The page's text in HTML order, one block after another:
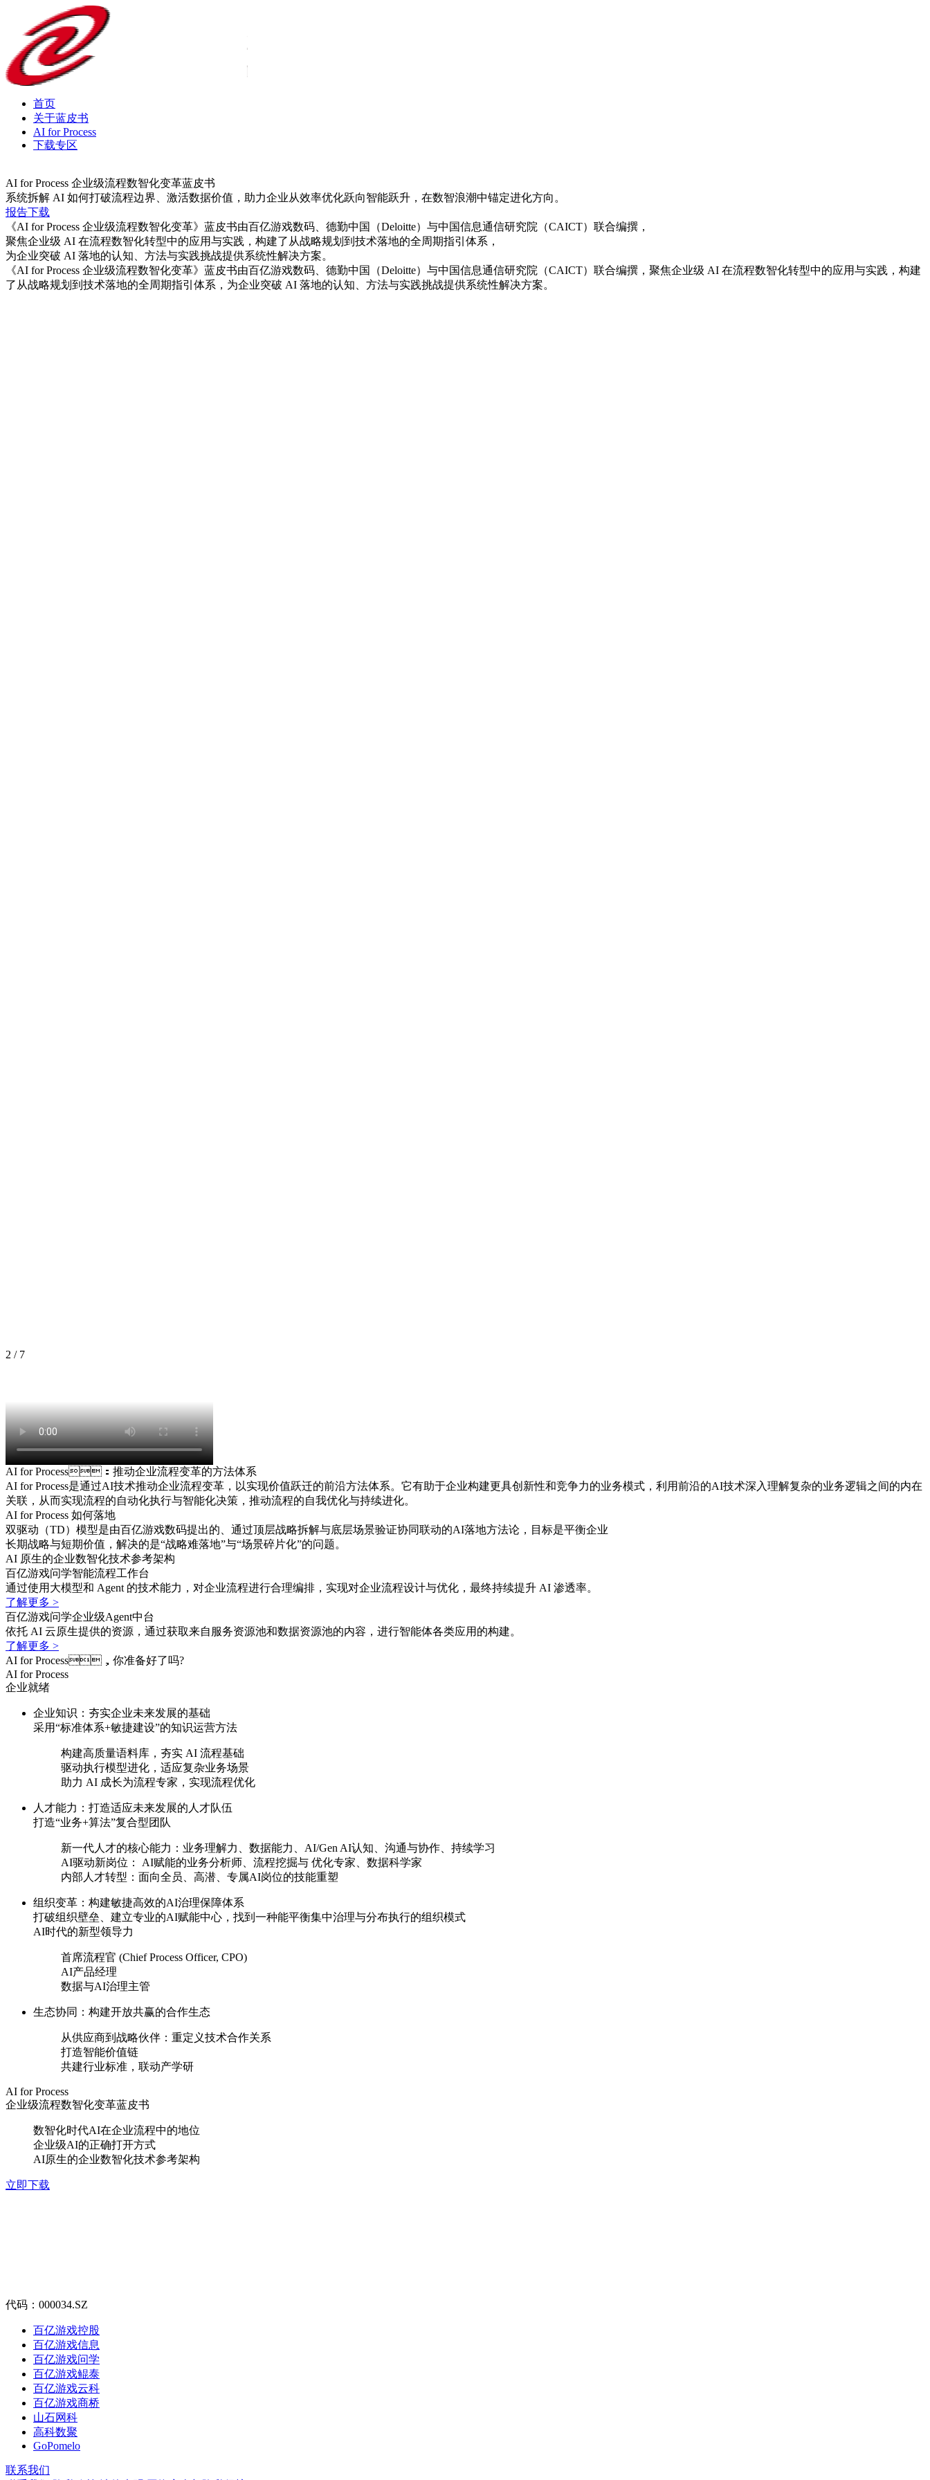
首页
关于蓝皮书
AI for Process
下载专区
AI for Process 企业级流程数智化变革蓝皮书
系统拆解 AI 如何打破流程边界、激活数据价值，助力企业从效率优化跃向智能跃升，在数智浪潮中锚定进化方向。
报告下载
《AI for Process 企业级流程数智化变革》蓝皮书由百亿游戏数码、德勤中国（Deloitte）与中国信息通信研究院（CAICT）联合编撰，
聚焦企业级 AI 在流程数智化转型中的应用与实践，构建了从战略规划到技术落地的全周期指引体系，
为企业突破 AI 落地的认知、方法与实践挑战提供系统性解决方案。
《AI for Process 企业级流程数智化变革》蓝皮书由百亿游戏数码、德勤中国（Deloitte）与中国信息通信研究院（CAICT）联合编撰，聚焦企业级 AI 在流程数智化转型中的应用与实践，构建
了从战略规划到技术落地的全周期指引体系，为企业突破 AI 落地的认知、方法与实践挑战提供系统性解决方案。
2 / 7
AI for Process：推动企业流程变革的方法体系
AI for Process是通过AI技术推动企业流程变革，以实现价值跃迁的前沿方法体系。它有助于企业构建更具创新性和竞争力的业务模式，利用前沿的AI技术深入理解复杂的业务逻辑之间的内在
关联，从而实现流程的自动化执行与智能化决策，推动流程的自我优化与持续进化。
AI for Process 如何落地
双驱动（TD）模型是由百亿游戏数码提出的、通过顶层战略拆解与底层场景验证协同联动的AI落地方法论，目标是平衡企业
长期战略与短期价值，解决的是“战略难落地”与“场景碎片化”的问题。
AI 原生的企业数智化技术参考架构
百亿游戏问学智能流程工作台
通过使用大模型和 Agent 的技术能力，对企业流程进行合理编排，实现对企业流程设计与优化，最终持续提升 AI 渗透率。
了解更多 >
百亿游戏问学企业级Agent中台
依托 AI 云原生提供的资源，通过获取来自服务资源池和数据资源池的内容，进行智能体各类应用的构建。
了解更多 >
AI for Process，你准备好了吗?
AI for Process
企业就绪
企业知识：夯实企业未来发展的基础
采用“标准体系+敏捷建设”的知识运营方法
构建高质量语料库，夯实 AI 流程基础
驱动执行模型进化，适应复杂业务场景
助力 AI 成长为流程专家，实现流程优化
人才能力：打造适应未来发展的人才队伍
打造“业务+算法”复合型团队
新一代人才的核心能力：业务理解力、数据能力、AI/Gen AI认知、沟通与协作、持续学习
AI驱动新岗位： AI赋能的业务分析师、流程挖掘与 优化专家、数据科学家
内部人才转型：面向全员、高潜、专属AI岗位的技能重塑
组织变革：构建敏捷高效的AI治理保障体系
打破组织壁垒、建立专业的AI赋能中心，找到一种能平衡集中治理与分布执行的组织模式
AI时代的新型领导力
首席流程官 (Chief Process Officer, CPO)
AI产品经理
数据与AI治理主管
生态协同：构建开放共赢的合作生态
从供应商到战略伙伴：重定义技术合作关系
打造智能价值链
共建行业标准，联动产学研
AI for Process
企业级流程数智化变革蓝皮书
数智化时代AI在企业流程中的地位
企业级AI的正确打开方式
AI原生的企业数智化技术参考架构
立即下载
代码：000034.SZ
百亿游戏控股
百亿游戏信息
百亿游戏问学
百亿游戏鲲泰
百亿游戏云科
百亿游戏商桥
山石网科
高科数聚
GoPomelo
联系我们